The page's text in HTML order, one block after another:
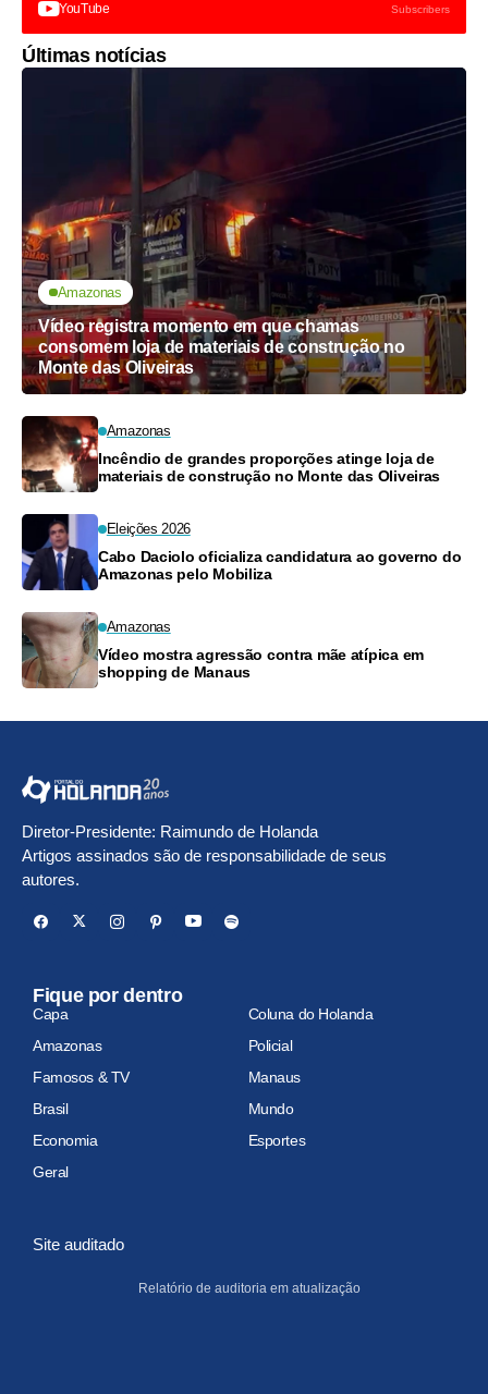
YouTube Subscribers
Últimas notícias
Amazonas
Vídeo registra momento em que chamas
consomem loja de materiais de construção no
Monte das Oliveiras
Amazonas
Incêndio de grandes proporções atinge loja de
materiais de construção no Monte das Oliveiras
Eleições 2026
Cabo Daciolo oficializa candidatura ao governo do
Amazonas pelo Mobiliza
Amazonas
Vídeo mostra agressão contra mãe atípica em
shopping de Manaus
Diretor-Presidente: Raimundo de Holanda
Artigos assinados são de responsabilidade de seus
autores.
Fique por dentro
Capa
Coluna do Holanda
Amazonas
Policial
Famosos & TV
Manaus
Brasil
Mundo
Economia
Esportes
Geral
Site auditado
Relatório de auditoria em atualização